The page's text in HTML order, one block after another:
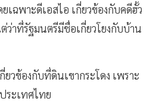
เฉพาะดีเอสไอ เกี่ยวข้องกับคดีฮั้ว
ว่าที่รัฐมนตรีมีชื่อเกี่ยวโยงกับบ้าน
ยวข้องกับที่ดินเขากระโดง เพราะ
ระเทศไทย